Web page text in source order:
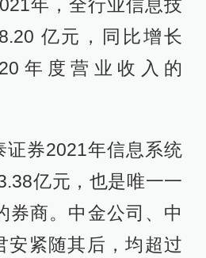
年，全行业信息技
亿元，同比增长
年度营业收入的
证券2021年信息系统
亿元，也是唯一一
券商。中金公司、中
安紧随其后，均超过